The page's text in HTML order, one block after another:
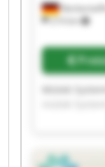
214 km
Mütek
mütek
mütek
mütek